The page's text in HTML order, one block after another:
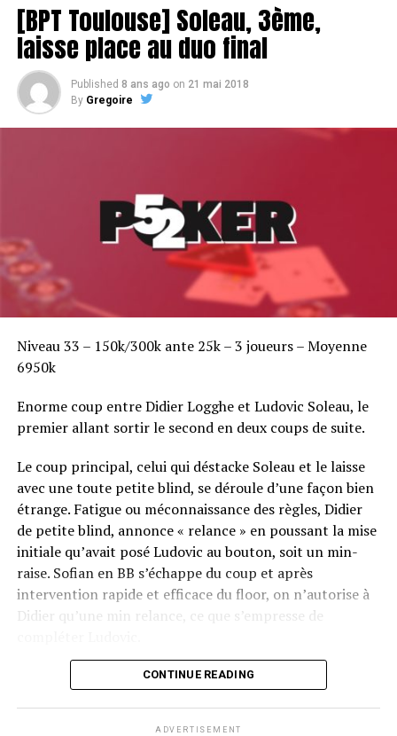
[BPT Toulouse] Soleau, 3ème,
laisse place au duo final
Published 8 ans ago on 21 mai 2018
By Gregoire
Niveau 33 – 150k/300k ante 25k – 3 joueurs – Moyenne
6950k
Enorme coup entre Didier Logghe et Ludovic Soleau, le
premier allant sortir le second en deux coups de suite.
Le coup principal, celui qui déstacke Soleau et le laisse
avec une toute petite blind, se déroule d’une façon bien
étrange. Fatigue ou méconnaissance des règles, Didier
de petite blind, annonce « relance » en poussant la mise
initiale qu’avait posé Ludovic au bouton, soit un min-
raise. Sofian en BB s’échappe du coup et après
intervention rapide et efficace du floor, on n’autorise à
Didier qu’une min relance, ce que s’empresse de
Flop QJ4. All-in de Ludovic et insta call de Logghe, avec
CONTINUE READING
ADVERTISEMENT